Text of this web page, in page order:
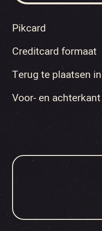
Pikcard
Creditcard formaat
Terug te plaatsen
Voor- en